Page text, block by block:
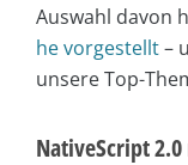
Auswahl davon
he vorgestellt–
unsere Top-
NativeScript